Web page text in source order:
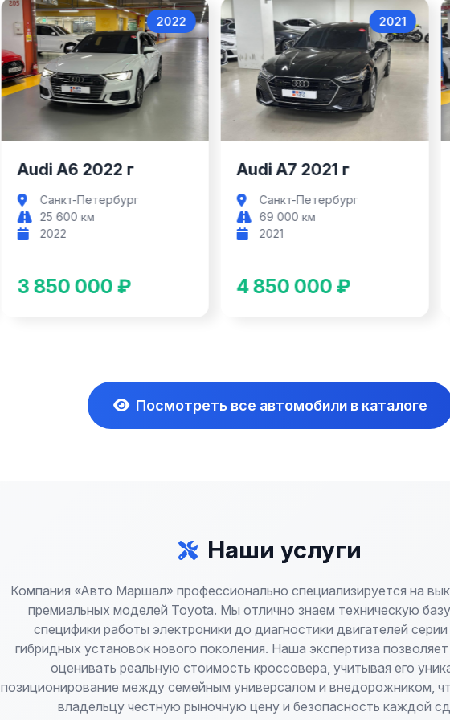
Audi A6
2022
Audi A6 2022 г
Санкт-Петербург
25 600 км
2022
3 850 000 ₽
Audi A7
2021
Audi A7 2021 г
Санкт-Петербург
69 000 км
2021
4 850 000 ₽
Посмотреть все автомобили в каталоге
Наши услуги
Компания «Авто Маршал» профессионально специализируется на
премиальных моделей Toyota. Мы отлично знаем техническую
специфики работы электроники до диагностики двигателей серии
гибридных установок нового поколения. Наша экспертиза
оценивать реальную стоимость кроссовера, учитывая его
позиционирование между семейным универсалом и внедорожником,
владельцу честную рыночную цену и безопасность каждой